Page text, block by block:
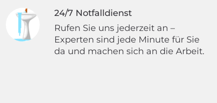
24/7 Notfalldienst
Rufen Sie uns jederzeit an –
Experten sind jede Minute für Sie
da und machen sich an die Arbeit.